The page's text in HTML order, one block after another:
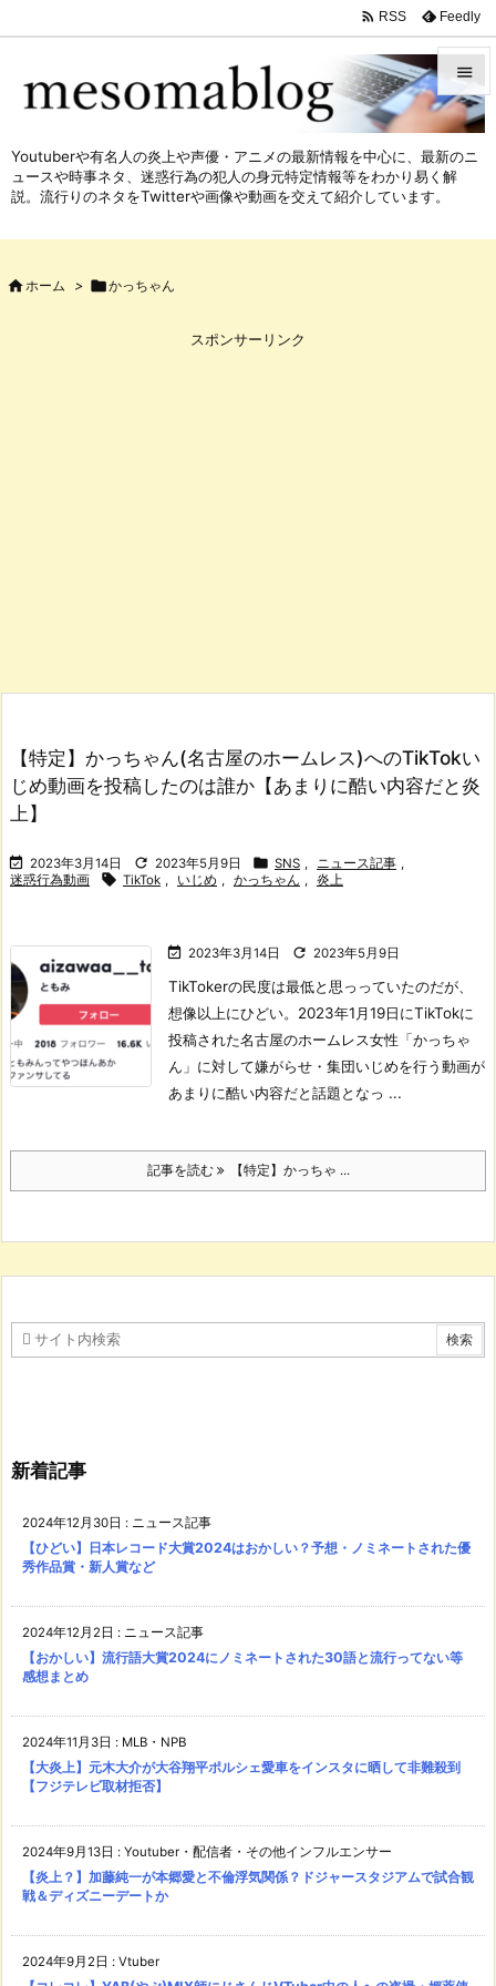



 RSS Feedly
Youtuberや有名人の炎上や声優・アニメの最新情報を中心に、最新のニ
ュースや時事ネタ、迷惑行為の犯人の身元特定情報等をわかり易く解
説。流行りのネタをTwitterや画像や動画を交えて紹介しています。
 ホーム > かっちゃん
スポンサーリンク
【特定】かっちゃん(名古屋のホームレス)へのTikTokい
じめ動画を投稿したのは誰か【あまりに酷い内容だと炎
上】
 2023年3月14日  2023年5月9日  SNS , ニュース記事 ,
迷惑行為動画
 TikTok , いじめ , かっちゃん , 炎上
 2023年3月14日  2023年5月9日
TikTokerの民度は最低と思っっていたのだが、
想像以上にひどい。 2023年1月19日にTikTokに
投稿された名古屋のホームレス女性「かっちゃ
ん」に対して嫌がらせ・集団いじめを行う動画が
あまりに酷い内容だと話題となっ ...
記事を読む 【特定】かっちゃ ...
新着記事
2024年12月30日 : ニュース記事
【ひどい】日本レコード大賞2024はおかしい？予想・ノミネートされた優
秀作品賞・新人賞など
2024年12月2日 : ニュース記事
【おかしい】流行語大賞2024にノミネートされた30語と流行ってない等
感想まとめ
2024年11月3日 : MLB・NPB
【大炎上】元木大介が大谷翔平ポルシェ愛車をインスタに晒して非難殺到
【フジテレビ取材拒否】
2024年9月13日 : Youtuber・配信者・その他インフルエンサー
【炎上？】加藤純一が本郷愛と不倫浮気関係？ドジャースタジアムで試合観
戦＆ディズニーデートか
2024年9月2日 : Vtuber